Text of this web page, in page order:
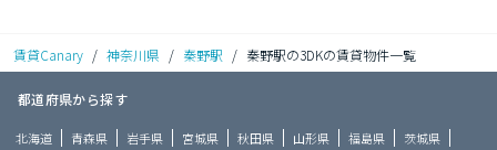
賃貸Canary / 神奈川県 / 秦野駅 / 秦野駅の3DKの賃貸物件一覧
都道府県から探す
北海道 青森県 岩手県 宮城県 秋田県 山形県 福島県 茨城県